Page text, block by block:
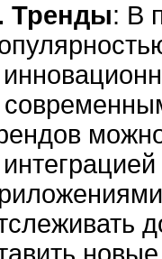
Тренды: В